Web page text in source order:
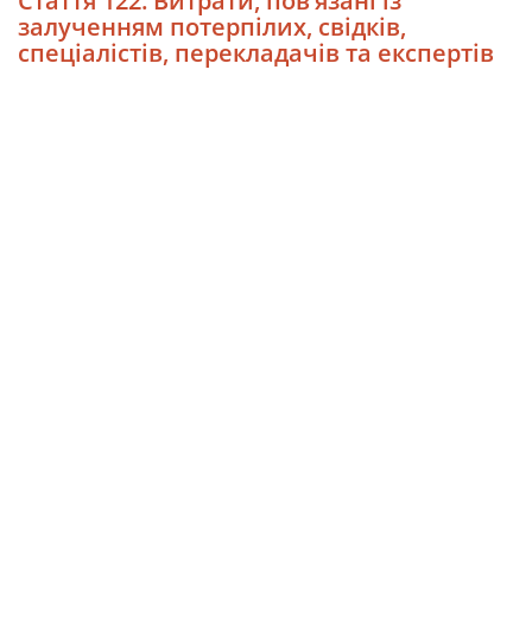
залученням потерпілих, свідків,
спеціалістів, перекладачів та експертів